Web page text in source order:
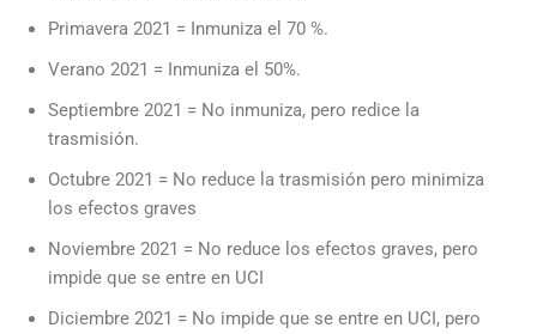
Primavera 2021 = Inmuniza el 70 %.
Verano 2021 = Inmuniza el 50%.
Septiembre 2021 = No inmuniza, pero redice la
trasmisión.
Octubre 2021 = No reduce la trasmisión pero minimiza
los efectos graves
Noviembre 2021 = No reduce los efectos graves, pero
impide que se entre en UCI
Diciembre 2021 = No impide que se entre en UCI, pero